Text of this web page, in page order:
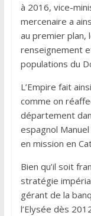
à 2016, vice-
mercenaire a
au premier plan,
renseignement
populations du
L’Empire fait
comme on
département
espagnol
en mission en
Bien qu’il soit
stratégie
gérant de la
l’Elysée dès